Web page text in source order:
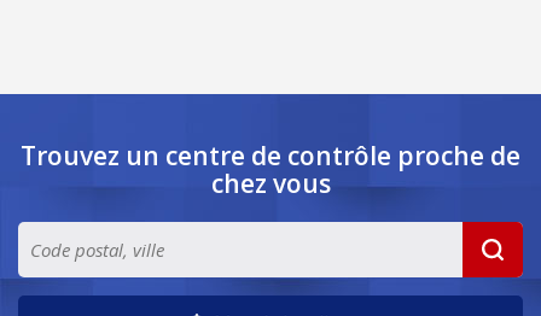
Trouvez un centre de contrôle proche de
chez vous